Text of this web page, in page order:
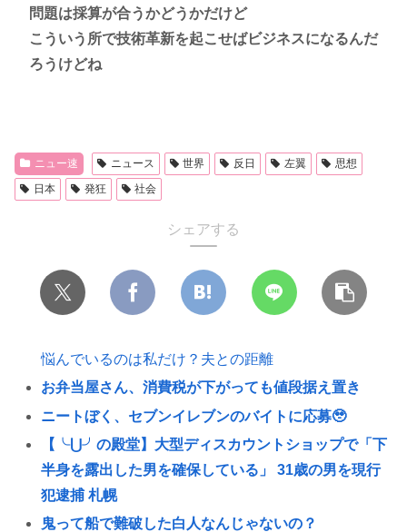
問題は採算が合うかどうかだけど
こういう所で技術革新を起こせばビジネスになるんだ
ろうけどね
ニュー速 ニュース 世界 反日 左翼
思想
日本
発狂 社会
シェアする
悩んでいるのは私だけ？夫との距離
お弁当屋さん、消費税が下がっても値段据え置き
ニートぼく、セブンイレブンのバイトに応募🥹
【╰⋃╯の殿堂】大型ディスカウントショップで「下
半身を露出した男を確保している」 31歳の男を現行
犯逮捕 札幌
鬼って船で難破した白人なんじゃないの？